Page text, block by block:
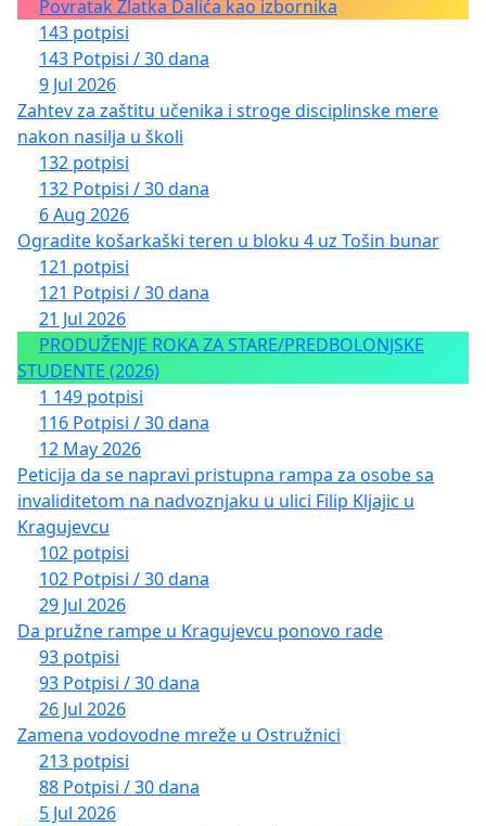
Povratak Zlatka Dalića kao izbornika
143 potpisi
143 Potpisi / 30 dana
9 Jul 2026
Zahtev za zaštitu učenika i stroge disciplinske mere
nakon nasilja u školi
132 potpisi
132 Potpisi / 30 dana
6 Aug 2026
Ogradite košarkaški teren u bloku 4 uz Tošin bunar
121 potpisi
121 Potpisi / 30 dana
21 Jul 2026
PRODUŽENJE ROKA ZA STARE/PREDBOLONJSKE
STUDENTE (2026)
1 149 potpisi
116 Potpisi / 30 dana
12 May 2026
Peticija da se napravi pristupna rampa za osobe sa
invaliditetom na nadvoznjaku u ulici Filip Kljajic u
Kragujevcu
102 potpisi
102 Potpisi / 30 dana
29 Jul 2026
Da pružne rampe u Kragujevcu ponovo rade
93 potpisi
93 Potpisi / 30 dana
26 Jul 2026
Zamena vodovodne mreže u Ostružnici
213 potpisi
88 Potpisi / 30 dana
5 Jul 2026